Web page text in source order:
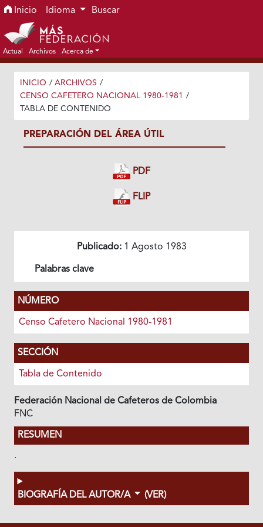
Ir al menú de navegación principal
Ir al contenido principal
Ir al pie de página del sitio
Inicio Idioma Buscar
Actual Archivos Acerca de
INICIO / ARCHIVOS /
CENSO CAFETERO NACIONAL 1980-1981
/
TABLA DE CONTENIDO
PREPARACIÓN DEL ÁREA ÚTIL
PDF
FLIP
Publicado:1 Agosto 1983
Palabras clave
NÚMERO
Censo Cafetero Nacional 1980-1981
SECCIÓN
Tabla de Contenido
Federación Nacional de Cafeteros de Colombia
FNC
RESUMEN
.
BIOGRAFÍA DEL AUTOR/A (VER)